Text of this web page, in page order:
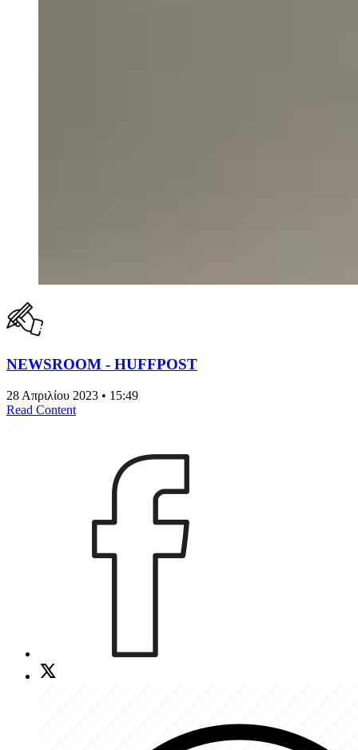
NEWSROOM - HUFFPOST
28 Απριλίου 2023 • 15:49
Read Content